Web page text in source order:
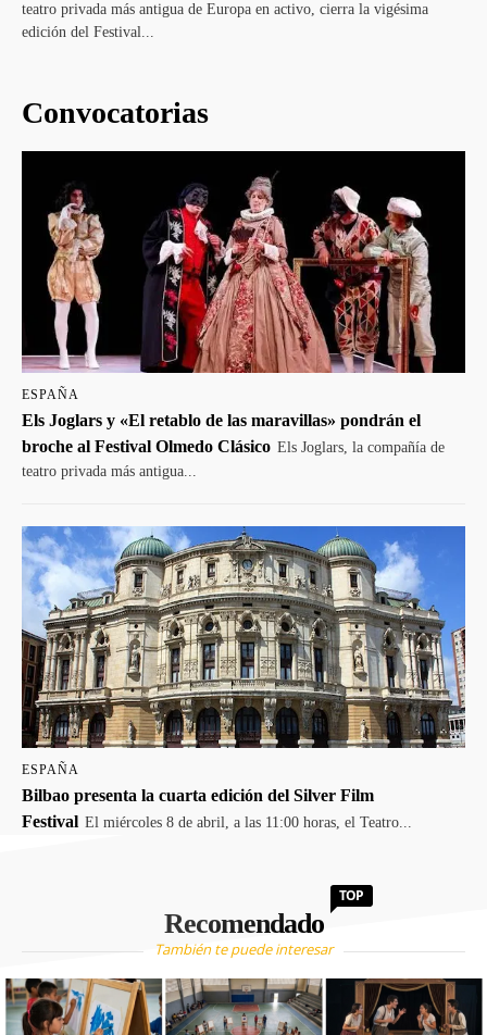
teatro privada más antigua de Europa en activo, cierra la vigésima
edición del Festival...
Convocatorias
ESPAÑA
Els Joglars y «El retablo de las maravillas» pondrán el
broche al Festival Olmedo Clásico Els Joglars, la compañía de
teatro privada más antigua...
ESPAÑA
Bilbao presenta la cuarta edición del Silver Film
Festival El miércoles 8 de abril, a las 11:00 horas, el Teatro...
Recomendado
TOP
También te puede interesar